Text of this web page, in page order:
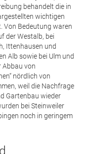
behandelt die in
wichtigen
Von Bedeutung waren
der Westalb, bei
Ittenhausen und
Alb sowie bei Ulm und
Abbau von
nördlich von
weil die Nachfrage
Gartenbau wieder
bei Steinweiler
noch in geringem